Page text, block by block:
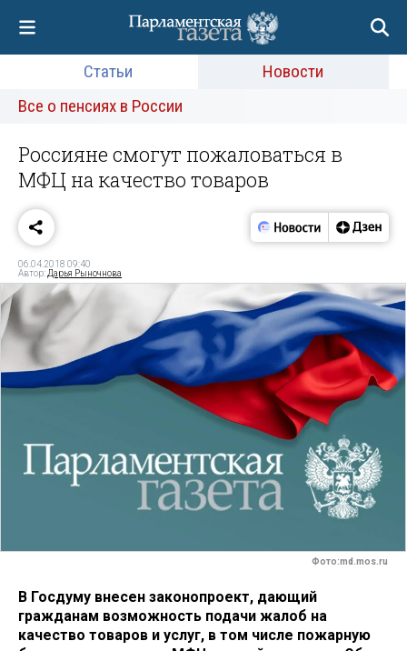
Статьи
Новости
Все о пенсиях в России
Россияне смогут пожаловаться в
МФЦ на качество товаров
06.04.2018 09:40
Автор: Дарья Рыночнова
Фото:md.mos.ru
В Госдуму внесен законопроект, дающий
гражданам возможность подачи жалоб на
качество товаров и услуг, в том числе пожарную